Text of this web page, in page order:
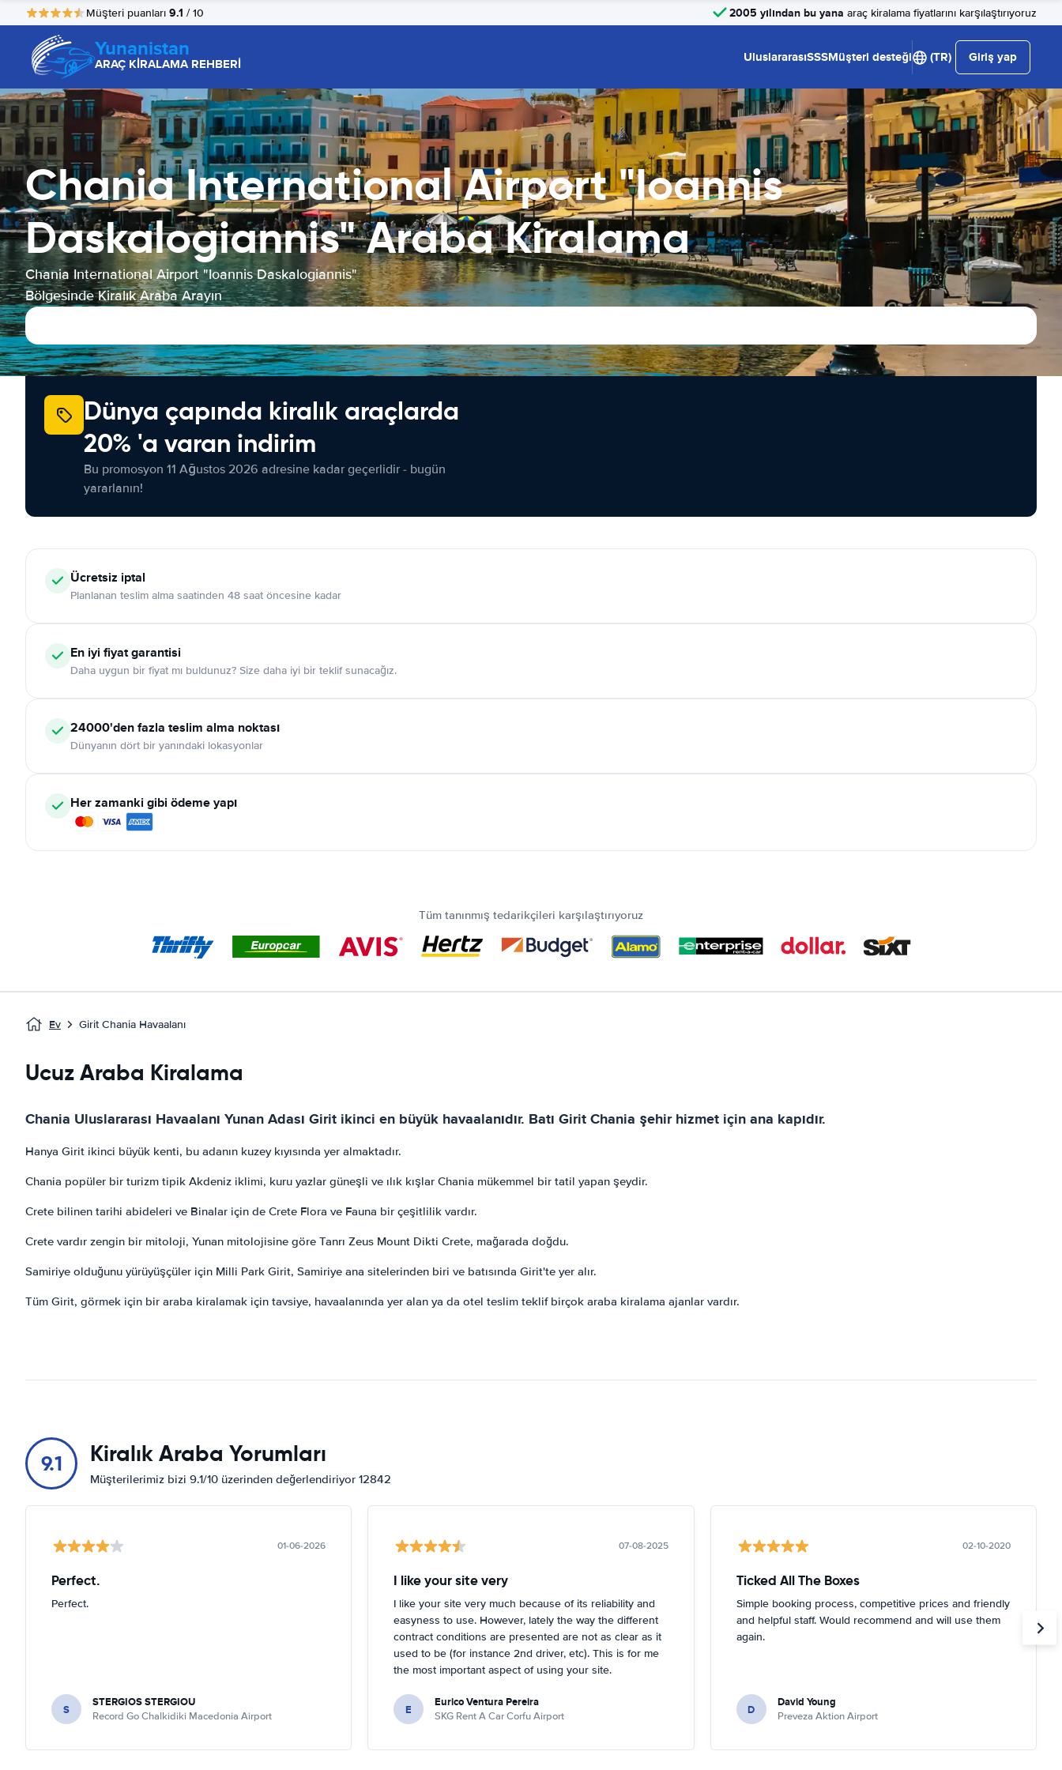
Müşteri puanları 9.1 / 10 2005 yılından bu yana araç kiralama fiyatlarını karşılaştırıyoruz
Yunanistan
ARAÇ KİRALAMA REHBERİ UluslararasıSSSMüşteri desteği (TR) Giriş yap
Chania International Airport "Ioannis
Daskalogiannis" Araba Kiralama
Chania International Airport "Ioannis Daskalogiannis"
Bölgesinde Kiralık Araba Arayın
Dünya çapında kiralık araçlarda
20% 'a varan indirim
Bu promosyon 11 Ağustos 2026 adresine kadar geçerlidir - bugün
yararlanın!
Ücretsiz iptal
Planlanan teslim alma saatinden 48 saat öncesine kadar
En iyi fiyat garantisi
Daha uygun bir fiyat mı buldunuz? Size daha iyi bir teklif sunacağız.
24000'den fazla teslim alma noktası
Dünyanın dört bir yanındaki lokasyonlar
Her zamanki gibi ödeme yapı
Tüm tanınmış tedarikçileri karşılaştırıyoruz
Ev Girit Chania Havaalanı
Ucuz Araba Kiralama
Chania Uluslararası Havaalanı Yunan Adası Girit ikinci en büyük havaalanıdır. Batı Girit Chania şehir hizmet için ana kapıdır.
Hanya Girit ikinci büyük kenti, bu adanın kuzey kıyısında yer almaktadır.
Chania popüler bir turizm tipik Akdeniz iklimi, kuru yazlar güneşli ve ılık kışlar Chania mükemmel bir tatil yapan şeydir.
Crete bilinen tarihi abideleri ve Binalar için de Crete Flora ve Fauna bir çeşitlilik vardır.
Crete vardır zengin bir mitoloji, Yunan mitolojisine göre Tanrı Zeus Mount Dikti Crete, mağarada doğdu.
Samiriye olduğunu yürüyüşçüler için Milli Park Girit, Samiriye ana sitelerinden biri ve batısında Girit'te yer alır.
Tüm Girit, görmek için bir araba kiralamak için tavsiye, havaalanında yer alan ya da otel teslim teklif birçok araba kiralama ajanlar vardır.
9.1 Kiralık Araba Yorumları
Müşterilerimiz bizi 9.1/10 üzerinden değerlendiriyor 12842
01-06-2026
Perfect.
Perfect.
S STERGIOS STERGIOU
Record Go Chalkidiki Macedonia Airport
07-08-2025
I like your site very
I like your site very much because of its reliability and
easyness to use. However, lately the way the different
contract conditions are presented are not as clear as it
used to be (for instance 2nd driver, etc). This is for me
the most important aspect of using your site.
E Eurico Ventura Pereira
SKG Rent A Car Corfu Airport
02-10-2020
Ticked All The Boxes
Simple booking process, competitive prices and friendly
and helpful staff. Would recommend and will use them
again.
D David Young
Preveza Aktion Airport